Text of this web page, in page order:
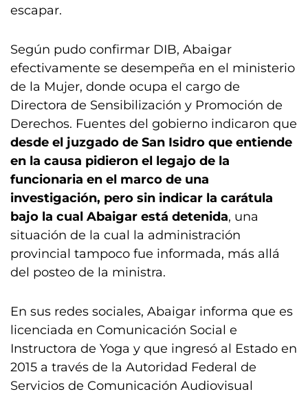
escapar.
Según pudo confirmar DIB, Abaigar
efectivamente se desempeña en el ministerio
de la Mujer, donde ocupa el cargo de
Directora de Sensibilización y Promoción de
Derechos. Fuentes del gobierno indicaron que
desde el juzgado de San Isidro que entiende
en la causa pidieron el legajo de la
funcionaria en el marco de una
investigación, pero sin indicar la carátula
bajo la cual Abaigar está detenida, una
situación de la cual la administración
provincial tampoco fue informada, más allá
del posteo de la ministra.
En sus redes sociales, Abaigar informa que es
licenciada en Comunicación Social e
Instructora de Yoga y que ingresó al Estado en
2015 a través de la Autoridad Federal de
Servicios de Comunicación Audiovisual